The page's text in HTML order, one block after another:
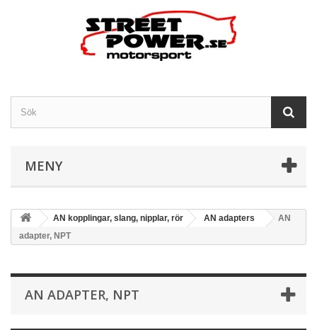
MENY
AN kopplingar, slang, nipplar, rör AN adapters
AN
adapter, NPT
AN ADAPTER, NPT